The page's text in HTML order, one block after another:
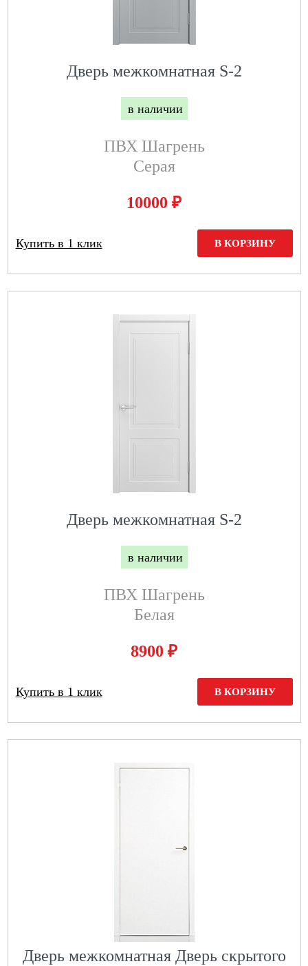
Дверь межкомнатная S-2
в наличии
ПВХ Шагрень
Серая
10000 ₽
Купить в 1 клик В КОРЗИНУ
Дверь межкомнатная S-2
в наличии
ПВХ Шагрень
Белая
8900 ₽
Купить в 1 клик В КОРЗИНУ
Дверь межкомнатная Дверь скрытого